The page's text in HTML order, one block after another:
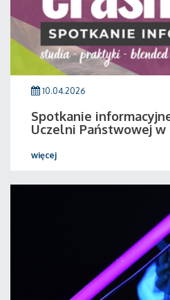
10.04.2026
Spotkanie
Uczelni Państwowej w
więcej